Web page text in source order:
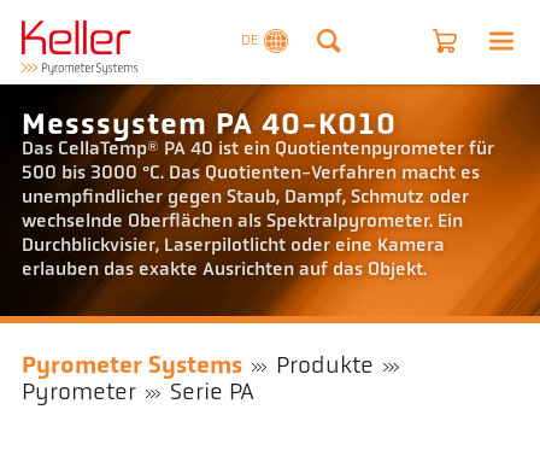
DE
Messsystem PA 40-K010
Das CellaTemp® PA 40 ist ein Quotientenpyrometer für
500 bis 3000 °C. Das Quotienten-Verfahren macht es
unempfindlicher gegen Staub, Dampf, Schmutz oder
wechselnde Oberflächen als Spektralpyrometer. Ein
Durchblickvisier, Laserpilotlicht oder eine Kamera
erlauben das exakte Ausrichten auf das Objekt.
Pyrometer Systems
Produkte
Pyrometer
Serie PA